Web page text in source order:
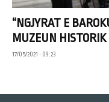
“NGJYRAT E
MUZEUN HISTORIK
17/05/2021 • 09:23